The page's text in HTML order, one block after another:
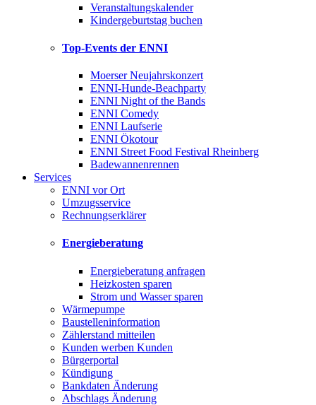
Veranstaltungskalender
Kindergeburtstag buchen
Top-Events der ENNI
Moerser Neujahrskonzert
ENNI-Hunde-Beachparty
ENNI Night of the Bands
ENNI Comedy
ENNI Laufserie
ENNI Ökotour
ENNI Street Food Festival Rheinberg
Badewannenrennen
Services
ENNI vor Ort
Umzugsservice
Rechnungserklärer
Energieberatung
Energieberatung anfragen
Heizkosten sparen
Strom und Wasser sparen
Wärmepumpe
Baustelleninformation
Zählerstand mitteilen
Kunden werben Kunden
Bürgerportal
Kündigung
Bankdaten Änderung
Abschlags Änderung